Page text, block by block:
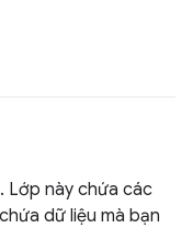
Lớp này chứa các
dữ liệu mà bạn